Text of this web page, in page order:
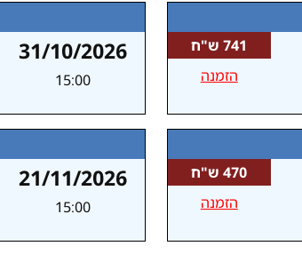
741 ש"ח
הזמנה
31/10/2026
15:00
470 ש"ח
הזמנה
21/11/2026
15:00